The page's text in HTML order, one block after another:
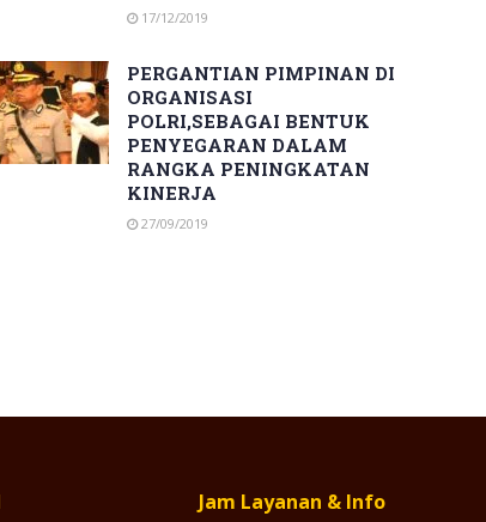
17/12/2019
PERGANTIAN PIMPINAN DI
ORGANISASI
POLRI,SEBAGAI BENTUK
PENYEGARAN DALAM
RANGKA PENINGKATAN
KINERJA
27/09/2019
Jam Layanan & Info